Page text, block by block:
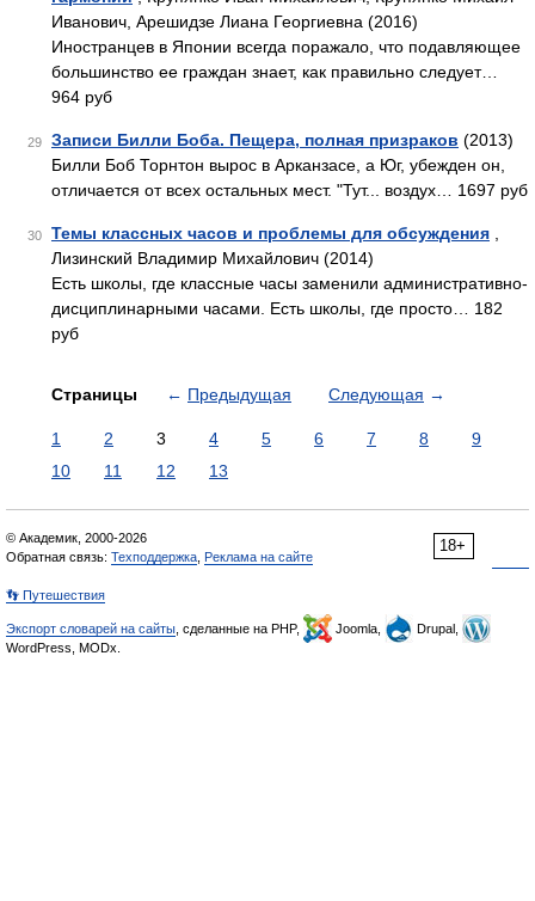
Иванович, Арешидзе Лиана Георгиевна (2016)
Иностранцев в Японии всегда поражало, что подавляющее
большинство ее граждан знает, как правильно следует…
964 руб
29 Записи Билли Боба. Пещера, полная призраков (2013)
Билли Боб Торнтон вырос в Арканзасе, а Юг, убежден он,
отличается от всех остальных мест. "Тут... воздух… 1697 руб
30 Темы классных часов и проблемы для обсуждения
Лизинский Владимир Михайлович (2014)
Есть школы, где классные часы заменили административно-
дисциплинарными часами. Есть школы, где просто… 182
руб
Страницы ← Предыдущая Следующая →
1 2 3 4 5 6 7 8
9
10
11 12 13
18+
© Академик, 2000-2026
Обратная связь: Техподдержка Реклама на сайте
👣 Путешествия
Экспорт словарей на сайты , сделанные на PHP, Joomla,
Drupal,
WordPress, MODx.